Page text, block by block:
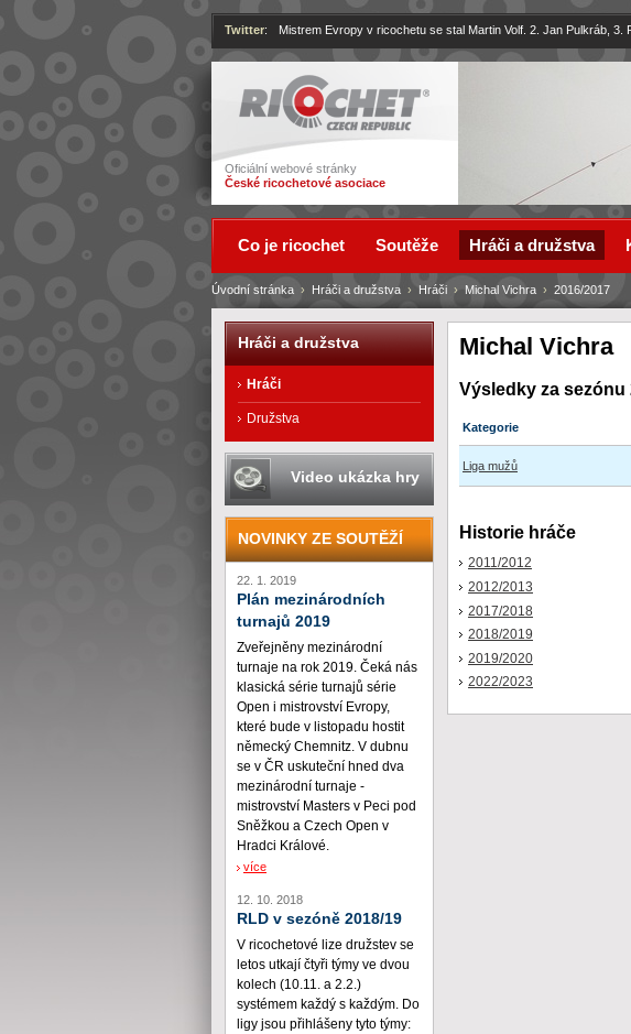
Ricochet
Oficiální webové stránky
České ricochetové asociace
Twitter: Mistrem Evropy v ricochetu se stal Martin Volf. 2. Jan Pulkráb,
Michal Vichra
Výsledky za sezónu
Kategorie
Liga mužů
Historie hráče
2011/2012
2012/2013
2017/2018
2018/2019
2019/2020
2022/2023
Úvodní stránka › Hráči a družstva › Hráči › Michal Vichra › 2016/2017
Co je ricochet Soutěže Hráči a družstva
Hráči a družstva
Hráči
Družstva
Video ukázka hry
NOVINKY ZE SOUTĚŽÍ
22. 1. 2019
Plán mezinárodních
turnajů 2019
Zveřejněny mezinárodní
turnaje na rok 2019. Čeká nás
klasická série turnajů série
Open i mistrovství Evropy,
které bude v listopadu hostit
německý Chemnitz. V dubnu
se v ČR uskuteční hned dva
mezinárodní turnaje -
mistrovství Masters v Peci pod
Sněžkou a Czech Open v
Hradci Králové.
více
12. 10. 2018
RLD v sezóně 2018/19
V ricochetové lize družstev se
letos utkají čtyři týmy ve dvou
kolech (10.11. a 2.2.)
systémem každý s každým. Do
ligy jsou přihlášeny tyto týmy: